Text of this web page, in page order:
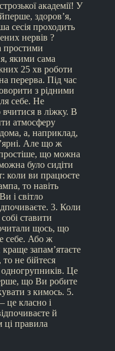
академії! У
здоров’я,
сесія проходить
нервів ?
простими
якими сама
25 хв роботи
перерва. Під час
з рідними
себе. Не
в ліжку. В
атмосферу
а, наприклад,
Але що ж
що можна
було сидіти
коли ви працюєте
то навіть
і світло
3. Коли
ставити
щось, що
себе. Або ж
запам’ятаєте
не бійтеся
Це
що Ви робите
з кимось. 5.
це класно і
й
ці правила